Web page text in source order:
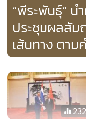
หวังหนิง เลขาธิการ
ยูนนานมีบทบาทเป็นฮับ
เส้นทางในภาคตะวันต
ผลักดันความร่วมมือกา
“พีระพันธุ์” น
ประชุมผลสัม
เส้นทาง ตา
232